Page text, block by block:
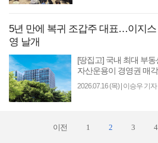
5년 만에 복귀 조갑주 대표…이지스
영 날개
[땅집고] 국내 최대 부
자산운용이 경영권 매
법리스크 등 ‘3중고’에
2026.07.16 (목)| 이승우 기자
이전 1 2 3 4